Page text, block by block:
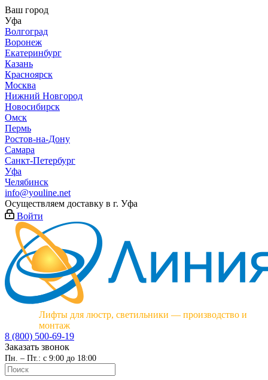
Ваш город
Уфа
Волгоград
Воронеж
Екатеринбург
Казань
Красноярск
Москва
Нижний Новгород
Новосибирск
Омск
Пермь
Ростов-на-Дону
Самара
Санкт-Петербург
Уфа
Челябинск
info@youline.net
Осуществляем доставку в г. Уфа
Войти
Лифты для люстр, светильники — производство и
монтаж
8 (800) 500-69-19
Заказать звонок
Пн. – Пт.: с 9:00 до 18:00